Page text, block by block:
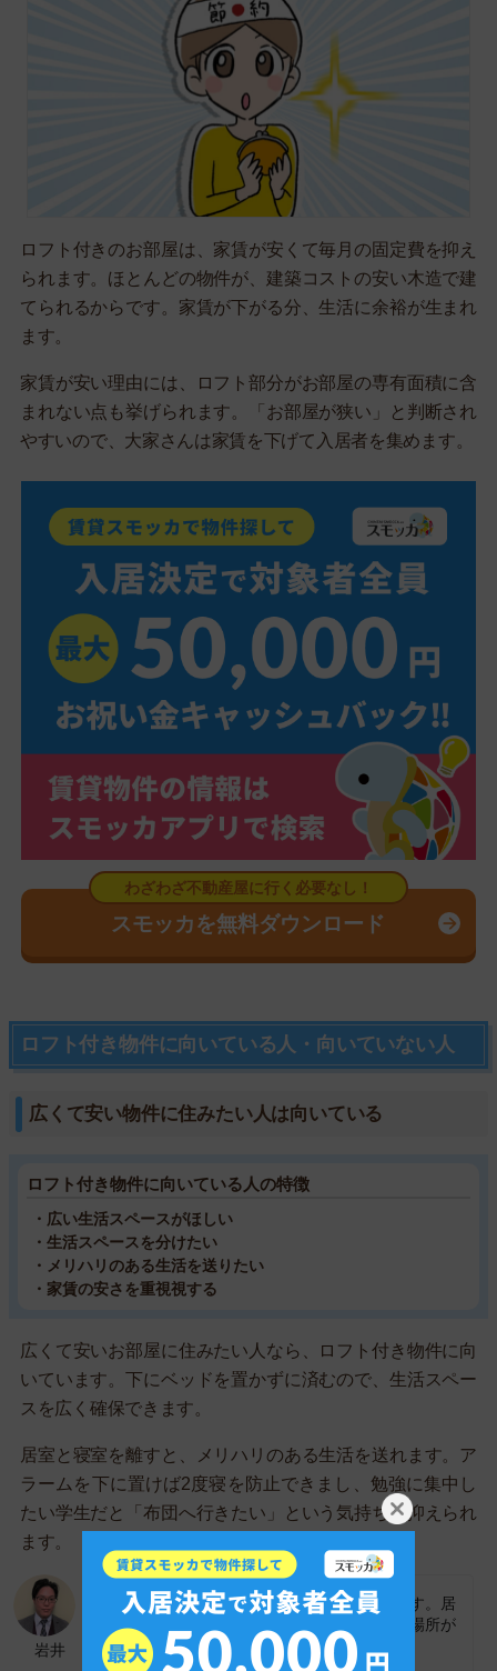
ロフト付きのお部屋は、家賃が安くて毎月の固定費を抑え
られます。ほとんどの物件が、建築コストの安い木造で建
てられるからです。家賃が下がる分、生活に余裕が生まれ
ます。
家賃が安い理由には、ロフト部分がお部屋の専有面積に含
まれない点も挙げられます。「お部屋が狭い」と判断され
やすいので、大家さんは家賃を下げて入居者を集めます。
スモッカを無料ダウンロード
ロフト付き物件に向いている人・向いていない人
広くて安い物件に住みたい人は向いている
ロフト付き物件に向いている人の特徴
・広い生活スペースがほしい
・生活スペースを分けたい
・メリハリのある生活を送りたい
・家賃の安さを重視視する
広くて安いお部屋に住みたい人なら、ロフト付き物件に向
いています。下にベッドを置かずに済むので、生活スペー
スを広く確保できます。
居室と寝室を離すと、メリハリのある生活を送れます。ア
ラームを下に置けば2度寝を防止できまし、勉強に集中し
たい学生だと「布団へ行きたい」という気持ちを抑えられ
ます。
岩井
持っていく荷物が多い人にも向いています。居
室にベッドを置かなければ、荷物の置き場所が
増えます。